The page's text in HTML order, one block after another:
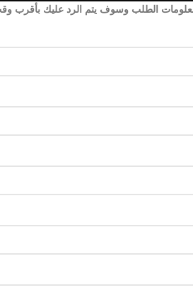
الطلب وسوف يتم الرد عليك بأقرب